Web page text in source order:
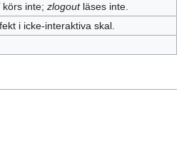
körs inte; zlogoutläses inte.
i icke‑interaktiva skal.